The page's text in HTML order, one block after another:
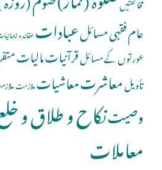
عام فقہی مسائلعباداتعقائد و
عورتوں کے مسائلقرآنیاتمالیات
تأویلمعاشرتمعاشیاتملازمت
وصیتنکاح و طلاق و
معاملات